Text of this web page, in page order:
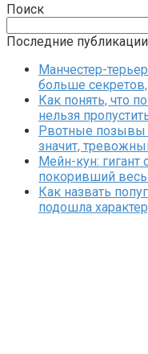
Поиск
Последние публикации
Манчестер-
больше
Как понять, что
нельзя
Рвотные позывы
значит,
Мейн-кун: гигант
покоривший
Как назвать
подошла